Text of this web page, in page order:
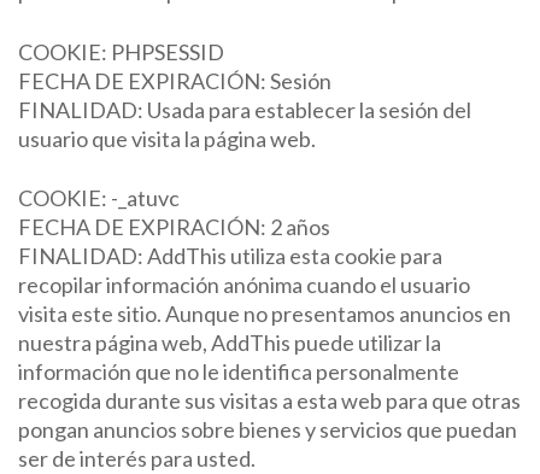
COOKIE: PHPSESSID
FECHA DE EXPIRACIÓN: Sesión
FINALIDAD: Usada para establecer la sesión del
usuario que visita la página web.
COOKIE: -_atuvc
FECHA DE EXPIRACIÓN: 2 años
FINALIDAD: AddThis utiliza esta cookie para
recopilar información anónima cuando el usuario
visita este sitio. Aunque no presentamos anuncios en
nuestra página web, AddThis puede utilizar la
información que no le identifica personalmente
recogida durante sus visitas a esta web para que otras
pongan anuncios sobre bienes y servicios que puedan
ser de interés para usted.